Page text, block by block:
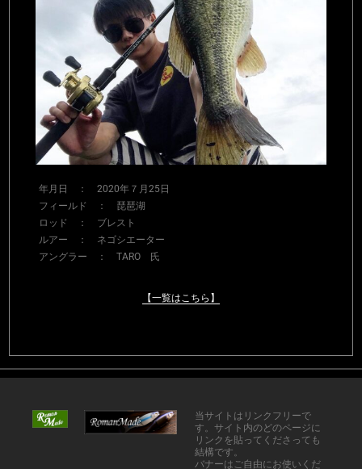
年月日 ： 2020年７月25日
フィールド ： 琵琶湖
ロッド ： ブレスト
ルアー ： ネゴシエーター
アングラー ： TARO 氏
【一覧はこちら】
当サイトはリンクフリーで
す。サイト内のどのページに
リンクを貼ってくださっても
結構です。
バナーはご自由にお使いくだ